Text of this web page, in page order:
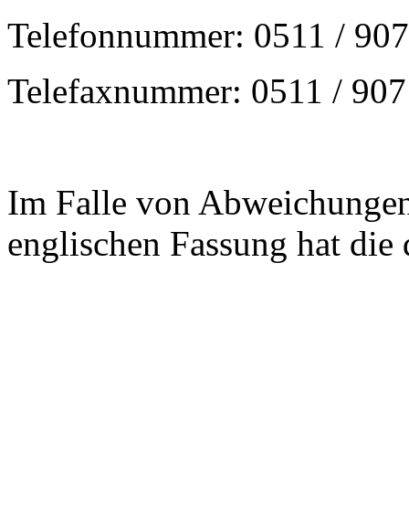
Telefonnummer: 0511 /
Telefaxnummer: 0511 /
Im Falle von
englischen Fassung hat die